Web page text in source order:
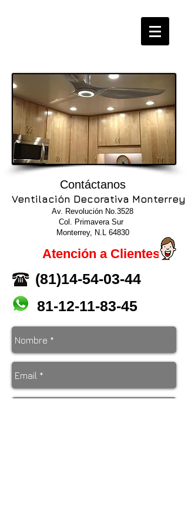
Contáctanos
Ventilación Decorativa Monterrey
Av. Revolución No.3528
Col. Primavera Sur
Monterrey, N.L 64830
Atención a Clientes
(81)14-54-03-44
81-12-11-83-45